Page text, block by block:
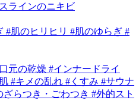
ラインのニキビ
#肌のヒリヒリ #肌のゆらぎ #
元の乾燥 #インナードライ
#キメの乱れ # くすみ #サウナ
ざらつき・ごわつき #外的スト